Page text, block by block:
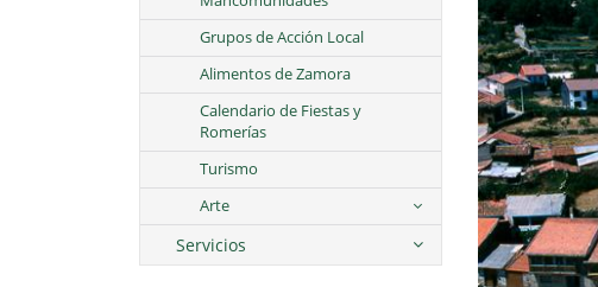
Grupos de Acción Local
Alimentos de Zamora
Calendario de Fiestas y
Romerías
Turismo
Arte
Servicios